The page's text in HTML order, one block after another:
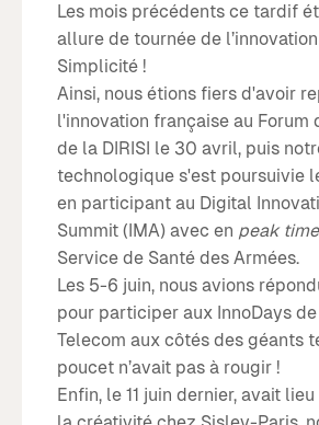
Les mois précédents ce tardif
allure de tournée de
Simplicité !
Ainsi, nous étions fiers d'avoir
l'innovation française au Forum
de la DIRISI le 30 avril, puis
technologique s'est poursuivie
en participant au Digital
Summit (IMA) avec en peak time
Service de Santé des Armées.
Les 5-6 juin, nous avions
pour participer aux InnoDays
Telecom aux côtés des géants
poucet n’avait pas à rougir !
Enfin, le 11 juin dernier, avait